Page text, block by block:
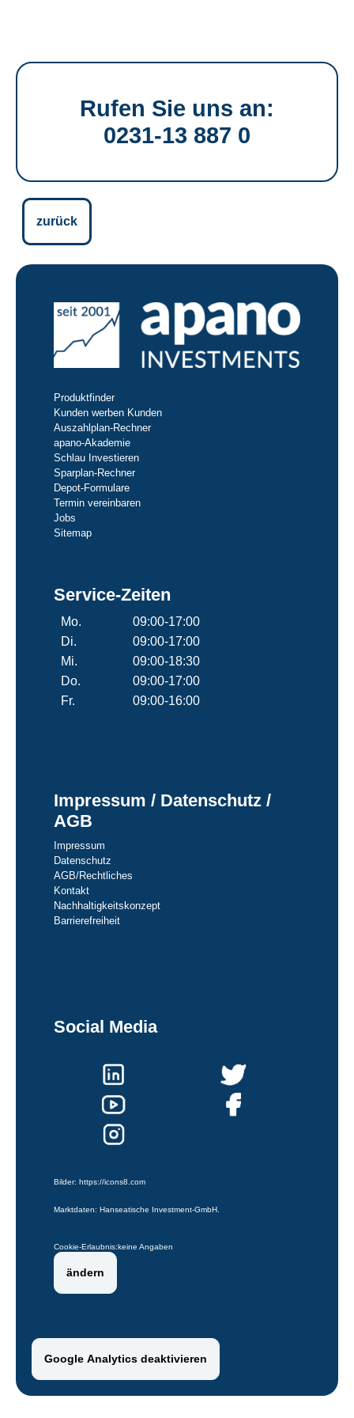
Rufen Sie uns an:
0231-13 887 0
zurück
Produktfinder
Kunden werben Kunden
Auszahlplan-Rechner
apano-Akademie
Schlau Investieren
Sparplan-Rechner
Depot-Formulare
Termin vereinbaren
Jobs
Sitemap
Service-Zeiten
Mo.
09:00-17:00
Di.
09:00-17:00
Mi.
09:00-18:30
Do.
09:00-17:00
Fr.
09:00-16:00
Impressum / Datenschutz /
AGB
Impressum
Datenschutz
AGB/Rechtliches
Kontakt
Nachhaltigkeitskonzept
Barrierefreiheit
Social Media
Bilder: https://icons8.com
Marktdaten: Hanseatische Investment-GmbH.
Cookie-Erlaubnis:keine Angaben
ändern
Google Analytics deaktivieren